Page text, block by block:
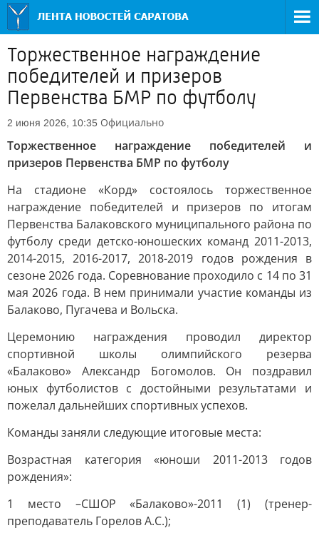
Торжественное награждение
победителей и призеров
Первенства БМР по футболу
2 июня 2026, 10:35 Официально
Торжественное награждение победителей и
призеров Первенства БМР по футболу
На стадионе «Корд» состоялось торжественное
награждение победителей и призеров по итогам
Первенства Балаковского муниципального района по
футболу среди детско-юношеских команд 2011-2013,
2014-2015, 2016-2017, 2018-2019 годов рождения в
сезоне 2026 года. Соревнование проходило с 14 по 31
мая 2026 года. В нем принимали участие команды из
Балаково, Пугачева и Вольска.
Церемонию награждения проводил директор
спортивной школы олимпийского резерва
«Балаково» Александр Богомолов. Он поздравил
юных футболистов с достойными результатами и
пожелал дальнейших спортивных успехов.
Команды заняли следующие итоговые места:
Возрастная категория «юноши 2011-2013 годов
рождения»:
1 место –СШОР «Балаково»-2011 (1) (тренер-
преподаватель Горелов А.С.);